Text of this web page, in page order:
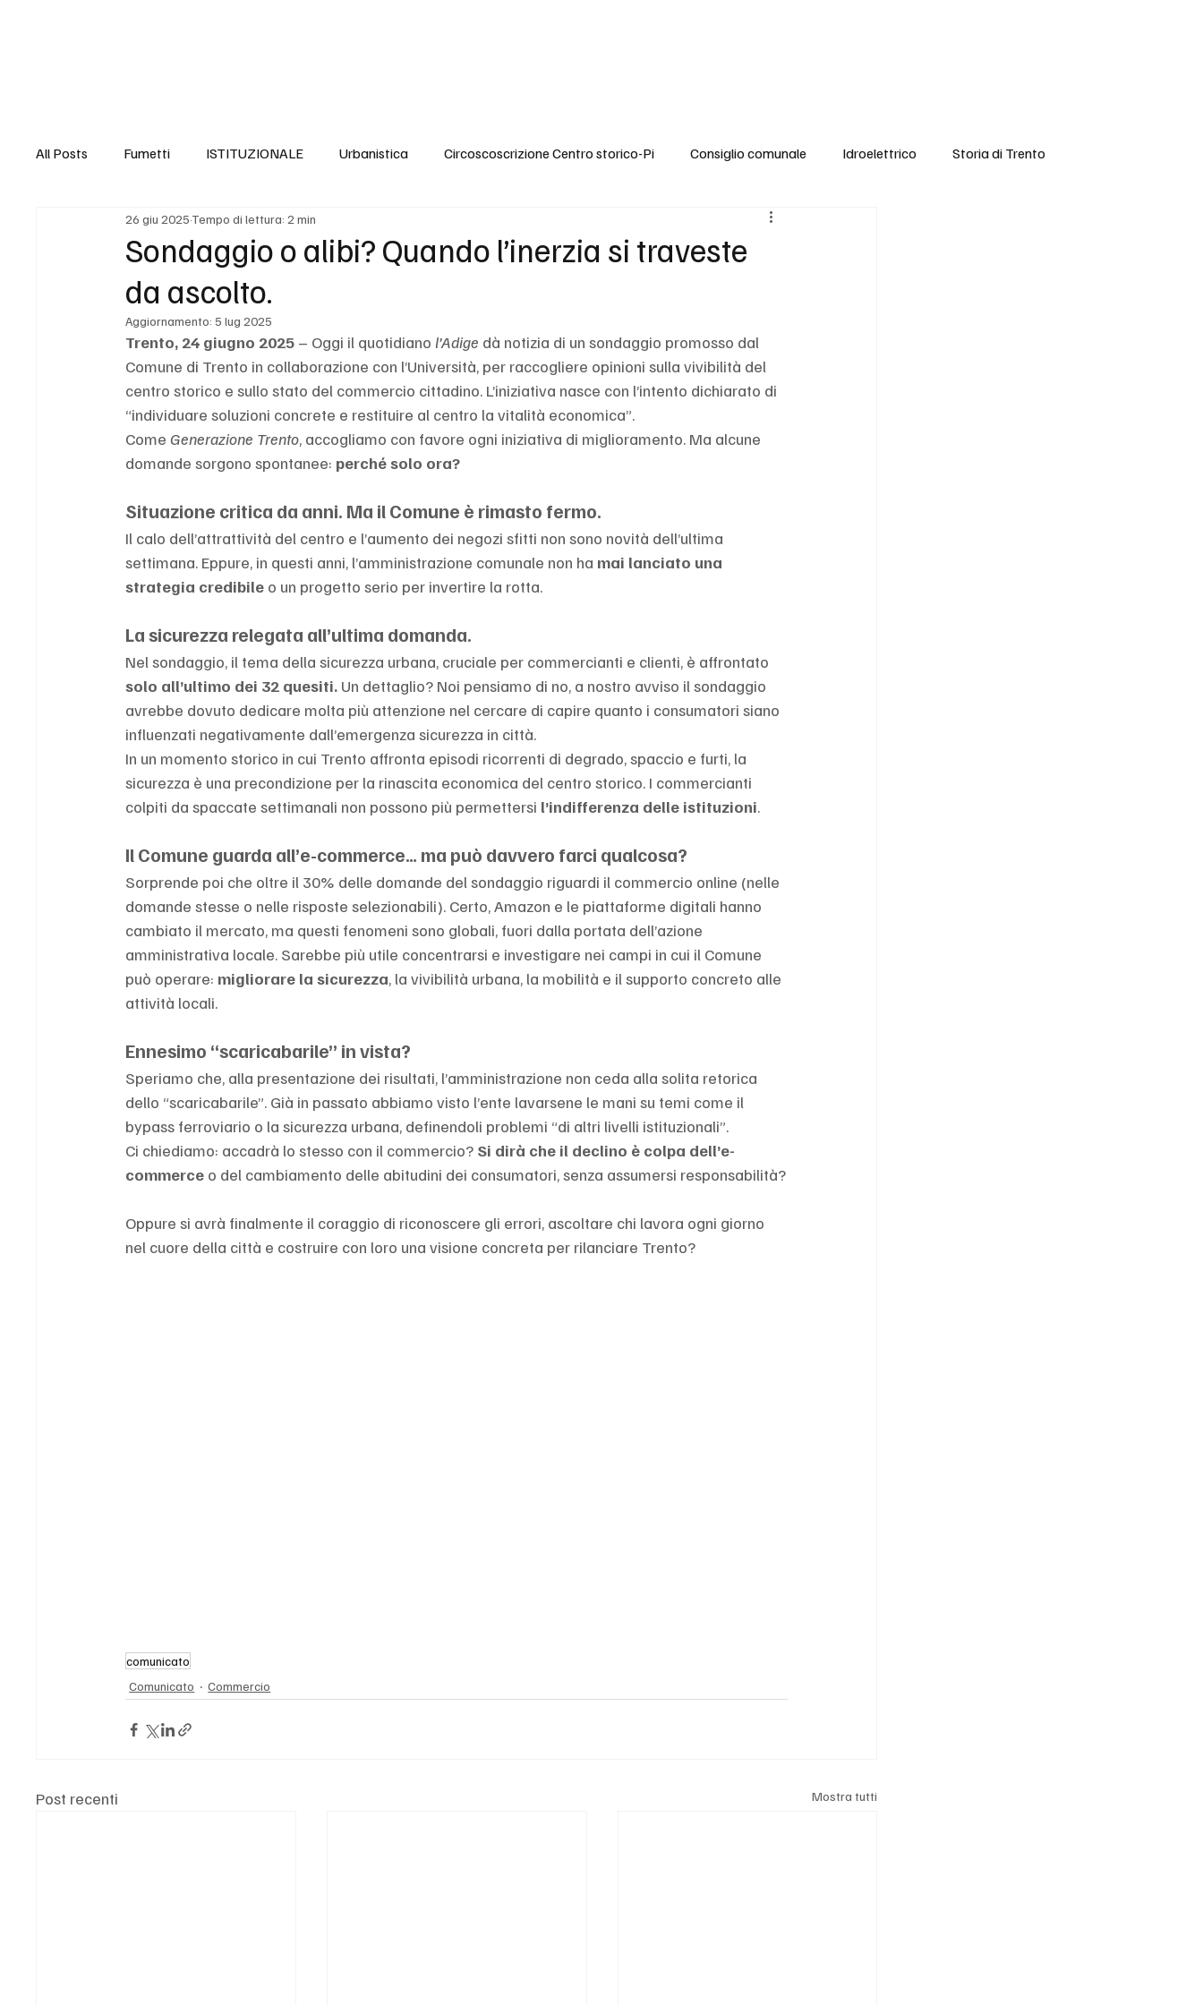
All Posts Fumetti ISTITUZIONALE Urbanistica Circoscoscrizione Centro storico-Pi Consiglio comunale Idroelettrico Storia di Trento
Politiche abitative Accoglienza e Integrazione Condizione Femminile
Disabilità e Accessibilità Giovani e Sport
Immigrazione Povertà Ambiente Grandi opere Mobilità Cultura Eventi Comunicato
Sondaggio o alibi? Quando l’inerzia si traveste
da ascolto.
26 giu 2025 Tempo di lettura: 2 min
Aggiornamento: 5 lug 2025
Trento, 24 giugno 2025 – Oggi il quotidiano l’Adige dà notizia di un sondaggio promosso dal
Comune di Trento in collaborazione con l’Università, per raccogliere opinioni sulla vivibilità del
centro storico e sullo stato del commercio cittadino. L’iniziativa nasce con l’intento dichiarato di
“individuare soluzioni concrete e restituire al centro la vitalità economica”.
Come Generazione Trento, accogliamo con favore ogni iniziativa di miglioramento. Ma alcune
domande sorgono spontanee: perché solo ora?
Situazione critica da anni. Ma il Comune è rimasto fermo.
Il calo dell’attrattività del centro e l’aumento dei negozi sfitti non sono novità dell’ultima
settimana. Eppure, in questi anni, l’amministrazione comunale non ha mai lanciato una
strategia credibile o un progetto serio per invertire la rotta.
La sicurezza relegata all’ultima domanda.
Nel sondaggio, il tema della sicurezza urbana, cruciale per commercianti e clienti, è affrontato
solo all’ultimo dei 32 quesiti. Un dettaglio? Noi pensiamo di no, a nostro avviso il sondaggio
avrebbe dovuto dedicare molta più attenzione nel cercare di capire quanto i consumatori siano
influenzati negativamente dall’emergenza sicurezza in città.
In un momento storico in cui Trento affronta episodi ricorrenti di degrado, spaccio e furti, la
sicurezza è una precondizione per la rinascita economica del centro storico. I commercianti
colpiti da spaccate settimanali non possono più permettersi l’indifferenza delle istituzioni.
Il Comune guarda all’e-commerce… ma può davvero farci qualcosa?
Sorprende poi che oltre il 30% delle domande del sondaggio riguardi il commercio online (nelle
domande stesse o nelle risposte selezionabili). Certo, Amazon e le piattaforme digitali hanno
cambiato il mercato, ma questi fenomeni sono globali, fuori dalla portata dell’azione
amministrativa locale. Sarebbe più utile concentrarsi e investigare nei campi in cui il Comune
può operare: migliorare la sicurezza, la vivibilità urbana, la mobilità e il supporto concreto alle
attività locali.
Ennesimo “scaricabarile” in vista?
Speriamo che, alla presentazione dei risultati, l’amministrazione non ceda alla solita retorica
dello “scaricabarile”. Già in passato abbiamo visto l’ente lavarsene le mani su temi come il
bypass ferroviario o la sicurezza urbana, definendoli problemi “di altri livelli istituzionali”.
Ci chiediamo: accadrà lo stesso con il commercio? Si dirà che il declino è colpa dell’e-
commerce o del cambiamento delle abitudini dei consumatori, senza assumersi responsabilità?
Oppure si avrà finalmente il coraggio di riconoscere gli errori, ascoltare chi lavora ogni giorno
nel cuore della città e costruire con loro una visione concreta per rilanciare Trento?
comunicato
Comunicato
Commercio
Post recenti Mostra tutti